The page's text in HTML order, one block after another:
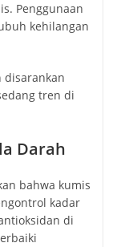
Penggunaan
kehilangan
disarankan
tren di
Darah
bahwa kumis
kadar
di